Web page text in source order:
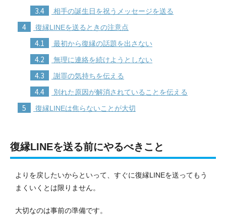
3.4 相手の誕生日を祝うメッセージを送る
4 復縁LINEを送るときの注意点
4.1 最初から復縁の話題を出さない
4.2 無理に連絡を続けようとしない
4.3 謝罪の気持ちを伝える
4.4 別れた原因が解消されていることを伝える
5 復縁LINEは焦らないことが大切
復縁LINEを送る前にやるべきこと
よりを戻したいからといって、すぐに復縁LINEを送ってもう
まくいくとは限りません。
大切なのは事前の準備です。